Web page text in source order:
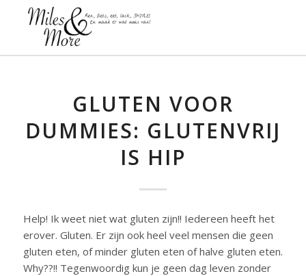
GLUTEN VOOR
DUMMIES: GLUTENVRIJ
IS HIP
Help! Ik weet niet wat gluten zijn!! Iedereen heeft het
erover. Gluten. Er zijn ook heel veel mensen die geen
gluten eten, of minder gluten eten of halve gluten eten.
Why??!! Tegenwoordig kun je geen dag leven zonder